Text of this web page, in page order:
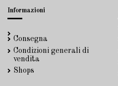
Informazioni
Consegna
Condizioni generali di
vendita
Shops